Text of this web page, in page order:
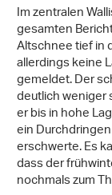
Im zentralen
gesamten
Altschnee tief in
allerdings keine
gemeldet. Der
deutlich weniger
er bis in hohe
ein
erschwerte. Es
dass der
nochmals zum